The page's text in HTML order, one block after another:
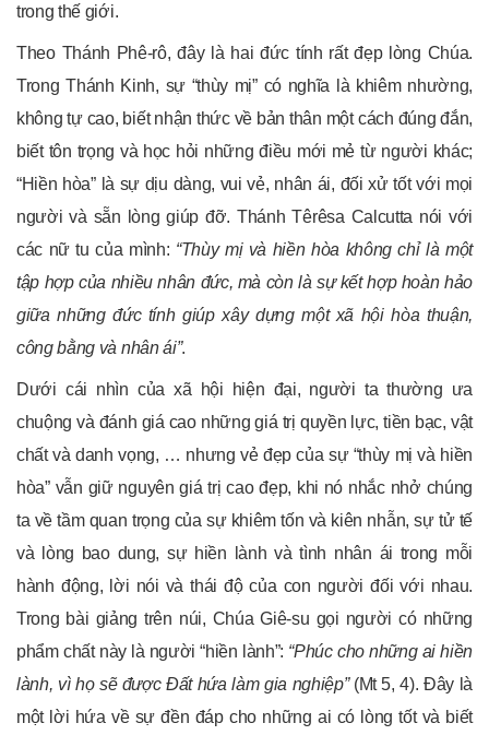
trong thế giới.
Theo Thánh Phê-rô, đây là hai đức tính rất đẹp lòng Chúa.
Trong Thánh Kinh, sự “thùy mị” có nghĩa là khiêm nhường,
không tự cao, biết nhận thức về bản thân một cách đúng đắn,
biết tôn trọng và học hỏi những điều mới mẻ từ người khác;
“Hiền hòa” là sự dịu dàng, vui vẻ, nhân ái, đối xử tốt với mọi
người và sẵn lòng giúp đỡ. Thánh Têrêsa Calcutta nói với
các nữ tu của mình: “Thùy mị và hiền hòa không chỉ là một
tập hợp của nhiều nhân đức, mà còn là sự kết hợp hoàn hảo
giữa những đức tính giúp xây dựng một xã hội hòa thuận,
công bằng và nhân ái”.
Dưới cái nhìn của xã hội hiện đại, người ta thường ưa
chuộng và đánh giá cao những giá trị quyền lực, tiền bạc, vật
chất và danh vọng, … nhưng vẻ đẹp của sự “thùy mị và hiền
hòa” vẫn giữ nguyên giá trị cao đẹp, khi nó nhắc nhở chúng
ta về tầm quan trọng của sự khiêm tốn và kiên nhẫn, sự tử tế
và lòng bao dung, sự hiền lành và tình nhân ái trong mỗi
hành động, lời nói và thái độ của con người đối với nhau.
Trong bài giảng trên núi, Chúa Giê-su gọi người có những
phẩm chất này là người “hiền lành”: “Phúc cho những ai hiền
lành, vì họ sẽ được Đất hứa làm gia nghiệp”(Mt 5, 4). Đây là
một lời hứa về sự đền đáp cho những ai có lòng tốt và biết